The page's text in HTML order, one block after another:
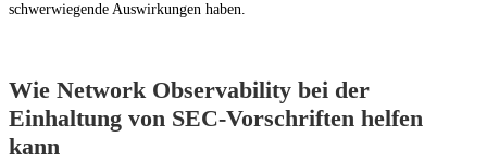
schwerwiegende Auswirkungen haben.
Wie Network Observability bei der
Einhaltung von SEC-Vorschriften helfen
kann